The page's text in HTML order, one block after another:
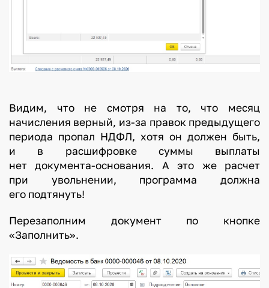
Видим, что не смотря на то, что месяц
начисления верный, из-за правок предыдущего
периода пропал НДФЛ, хотя он должен быть,
и в расшифровке суммы выплаты
нет документа-основания. А это же расчет
при увольнении, программа должна
его подтянуть!
Перезаполним документ по кнопке
«Заполнить».